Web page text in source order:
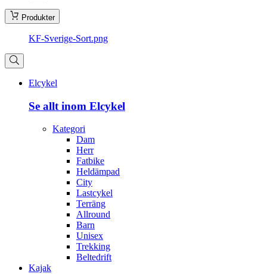
Produkter
KF-Sverige-Sort.png
Elcykel
Se allt inom Elcykel
Kategori
Dam
Herr
Fatbike
Heldämpad
City
Lastcykel
Terräng
Allround
Barn
Unisex
Trekking
Beltedrift
Kajak